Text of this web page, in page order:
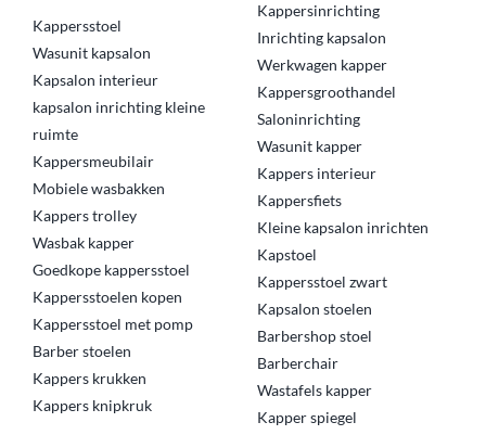
Kappersstoel
Wasunit kapsalon
Kapsalon interieur
kapsalon inrichting kleine
ruimte
Kappersmeubilair
Mobiele wasbakken
Kappers trolley
Wasbak kapper
Goedkope kappersstoel
Kappersstoelen kopen
Kappersstoel met pomp
Barber stoelen
Kappers krukken
Kappers knipkruk
Kappersinrichting
Inrichting kapsalon
Werkwagen kapper
Kappersgroothandel
Saloninrichting
Wasunit kapper
Kappers interieur
Kappersfiets
Kleine kapsalon inrichten
Kapstoel
Kappersstoel zwart
Kapsalon stoelen
Barbershop stoel
Barberchair
Wastafels kapper
Kapper spiegel